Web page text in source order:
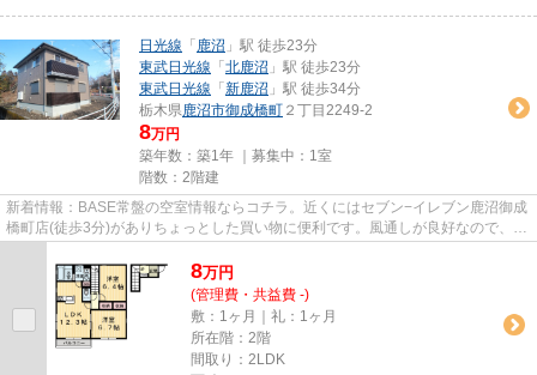
日光線 「 鹿沼 」駅 徒歩23分
東武日光線 「 北鹿沼 」駅 徒歩23分
東武日光線 「 新鹿沼 」駅 徒歩34分
栃木県鹿沼市御成橋町 ２丁目2249-2
8万円
築年数：築1年 ｜募集中： 1室
階数：2階建
新着情報：BASE常盤の空室情報ならコチラ。近くにはセブン−イレブン鹿沼御成
橋町店(徒歩3分)がありちょっとした買い物に便利です。風通しが良好なので、夏
8万円
(管理費・共益費 -)
敷：1ヶ月｜礼：1ヶ月
所在階：2階
間取り：2LDK